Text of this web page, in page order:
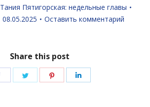
Тания Пятигорская: недельные главы
08.05.2025 Оставить комментарий
Share this post
ПоделитьсяПоделитьсяПоделиться